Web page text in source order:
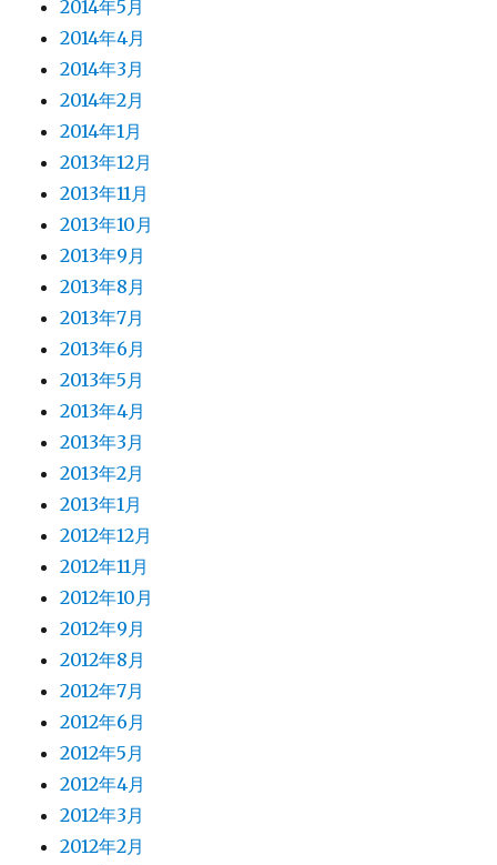
2014年5月
2014年4月
2014年3月
2014年2月
2014年1月
2013年12月
2013年11月
2013年10月
2013年9月
2013年8月
2013年7月
2013年6月
2013年5月
2013年4月
2013年3月
2013年2月
2013年1月
2012年12月
2012年11月
2012年10月
2012年9月
2012年8月
2012年7月
2012年6月
2012年5月
2012年4月
2012年3月
2012年2月